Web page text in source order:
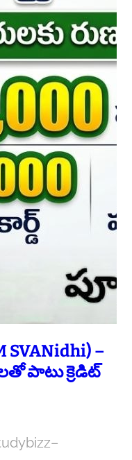
–
పాటు క్రెడిట్
–